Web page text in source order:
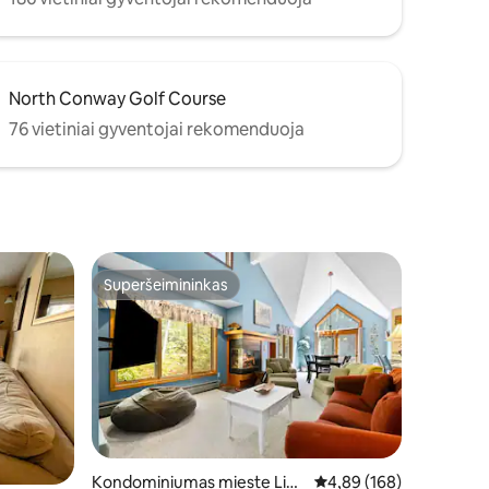
North Conway Golf Course
76 vietiniai gyventojai rekomenduoja
Superšeimininkas
Superšeimininkas
Kondominiumas mieste Linc
Vidutinis įvertinimas:
4,89 (168)